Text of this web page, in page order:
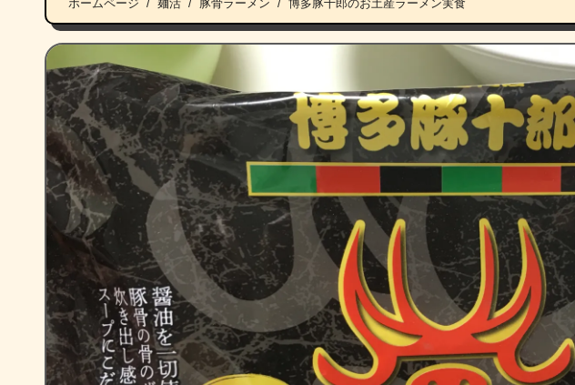
ホームページ 麺活 豚骨ラーメン 博多豚十郎のお土産ラーメン実食